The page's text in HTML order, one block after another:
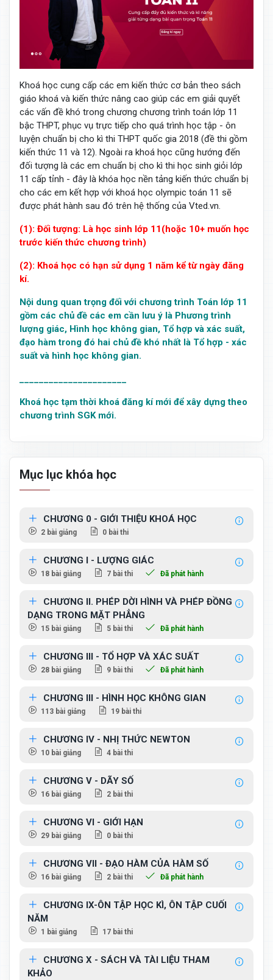
Khoá học cung cấp các em kiến thức cơ bản theo sách
giáo khoá và kiến thức nâng cao giúp các em giải quyết
các vấn đề khó trong chương chương trình toán lớp 11
bậc THPT, phục vụ trực tiếp cho quá trình học tập - ôn
luyện chuẩn bị cho kì thi THPT quốc gia 2018 (đề thi gồm
kiến thức 11 và 12). Ngoài ra khoá học cũng hướng đến
đối tượng là các em chuẩn bị cho kì thi học sinh giỏi lớp
11 cấp tỉnh - đây là khóa học nền tảng kiến thức chuẩn bị
cho các em kết hợp với khoá học olympic toán 11 sẽ
được phát hành sau đó trên hệ thống của Vted.vn.
(1): Đối tượng: Là học sinh lớp 11(hoặc 10+ muốn học
trước kiến thức chương trình)
(2): Khoá học có hạn sử dụng 1 năm kể từ ngày đăng
kí.
Nội dung quan trọng đối với chương trình Toán lớp 11
gồm các chủ đề các em cần lưu ý là Phương trình
lượng giác, Hình học không gian, Tổ hợp và xác suất,
đạo hàm trong đó hai chủ đề khó nhất là Tổ hợp - xác
suất và hình học không gian.
Khoá học tạm thời khoá đăng kí mới để xây dựng theo
chương trình SGK mới.
Mục lục khóa học
CHƯƠNG 0 - GIỚI THIỆU KHOÁ HỌC
2 bài giảng 0 bài thi
CHƯƠNG I - LƯỢNG GIÁC
18 bài giảng 7 bài thi Đã phát hành
CHƯƠNG II. PHÉP DỜI HÌNH VÀ PHÉP ĐỒNG
DẠNG TRONG MẶT PHẲNG
15 bài giảng 5 bài thi Đã phát hành
CHƯƠNG III - TỔ HỢP VÀ XÁC SUẤT
28 bài giảng 9 bài thi Đã phát hành
CHƯƠNG III - HÌNH HỌC KHÔNG GIAN
113 bài giảng 19 bài thi
CHƯƠNG IV - NHỊ THỨC NEWTON
10 bài giảng 4 bài thi
CHƯƠNG V - DÃY SỐ
16 bài giảng 2 bài thi
CHƯƠNG VI - GIỚI HẠN
29 bài giảng 0 bài thi
CHƯƠNG VII - ĐẠO HÀM CỦA HÀM SỐ
16 bài giảng 2 bài thi Đã phát hành
CHƯƠNG IX-ÔN TẬP HỌC KÌ, ÔN TẬP CUỐI
NĂM
1 bài giảng 17 bài thi
CHƯƠNG X - SÁCH VÀ TÀI LIỆU THAM
KHẢO